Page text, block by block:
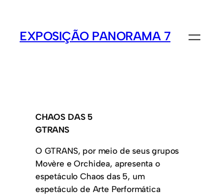
EXPOSIÇÃO PANORAMA 7
CHAOS DAS 5
GTRANS
O GTRANS, por meio de seus grupos
Movère e Orchidea, apresenta o
espetáculo Chaos das 5, um
espetáculo de Arte Performática